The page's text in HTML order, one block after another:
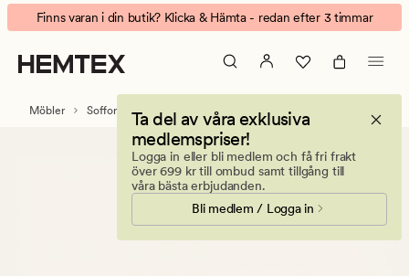
Isa
modul
schäslong
vänster
Animerad
banner.
Klicka
på
Finns varan i din butik? Klicka & Hämta - redan efter 3 timmar
Ta del av våra exklusiva
medlemspriser!
Logga in eller bli medlem och få fri frakt
över 699 kr till ombud samt tillgång till
våra bästa erbjudanden.
Bli medlem / Logga in
Möbler Soffor Modulsoffor Modulsoffa Isa